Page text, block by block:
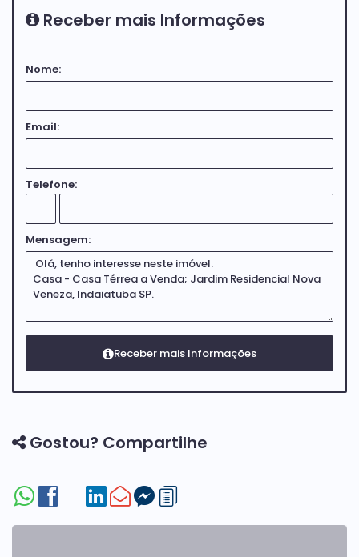
Receber mais Informações
Nome:
Email:
Telefone:
Mensagem:
Gostou? Compartilhe